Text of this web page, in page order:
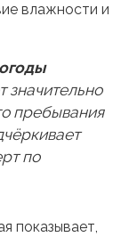
влажности и
значительно
пребывания
по
показывает,